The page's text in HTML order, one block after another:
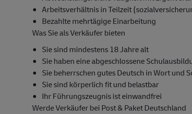
Arbeitsverhältnis in Teilzeit
Bezahlte mehrtägige Einarbeitung
Was Sie als Verkäufer bieten
Sie sind mindestens 18 Jahre alt
Sie haben eine abgeschlossene
Sie beherrschen gutes Deutsch in Wort und
Sie sind körperlich fit und belastbar
Ihr Führungszeugnis ist einwandfrei
Werde Verkäufer bei Post & Paket Deutschland